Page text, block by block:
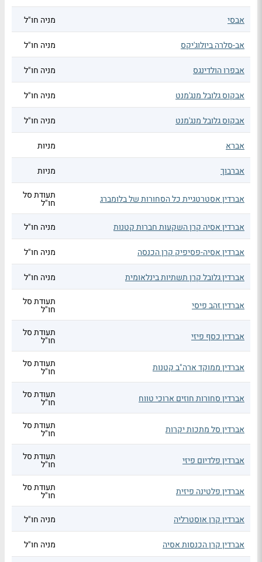
אבסי
מניה חו"ל
אב-סלרה ביולוג'יקס מניה חו"ל
אבפרו הולדינגס מניה חו"ל
אבקוס גלובל מנג'מנט מניה חו"ל
אבקוס גלובל מנג'מנט מניה חו"ל
אברא מניות
אברבוך מניות
אברדין אסטרטגיית כל הסחורות של בלומברג תעודת סל
חו"ל
אברדין אסיה קרן השקעות חברות קטנות
מניה חו"ל
אברדין אסיה-פסיפיק קרן הכנסה מניה חו"ל
אברדין גלובל קרן תשתיות בינלאומית מניה חו"ל
אברדין זהב פיסי תעודת סל
חו"ל
אברדין כסף פיזי תעודת סל
חו"ל
אברדין ממוקד ארה"ב קטנות תעודת סל
חו"ל
אברדין סחורות חוזים ארוכי טווח תעודת סל
חו"ל
אברדין סל מתכות יקרות תעודת סל
חו"ל
אברדין פלדיום פיזי תעודת סל
חו"ל
אברדין פלטינה פיזית תעודת סל
חו"ל
אברדין קרן אוסטרליה
מניה חו"ל
אברדין קרן הכנסות אסיה מניה חו"ל